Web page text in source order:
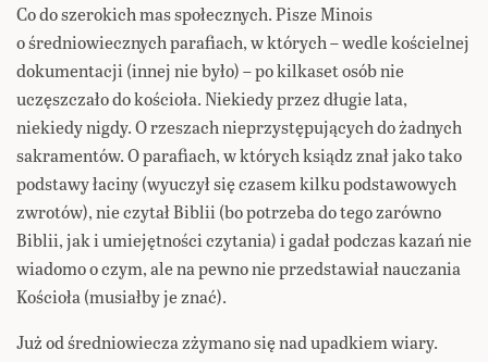
Co do szerokich mas społecznych. Pisze Minois
o średniowiecznych parafiach, w których – wedle kościelnej
dokumentacji (innej nie było) – po kilkaset osób nie
uczęszczało do kościoła. Niekiedy przez długie lata,
niekiedy nigdy. O rzeszach nieprzystępujących do żadnych
sakramentów. O parafiach, w których ksiądz znał jako tako
podstawy łaciny (wyuczył się czasem kilku podstawowych
zwrotów), nie czytał Biblii (bo potrzeba do tego zarówno
Biblii, jak i umiejętności czytania) i gadał podczas kazań nie
wiadomo o czym, ale na pewno nie przedstawiał nauczania
Kościoła (musiałby je znać).
Już od średniowiecza zżymano się nad upadkiem wiary.